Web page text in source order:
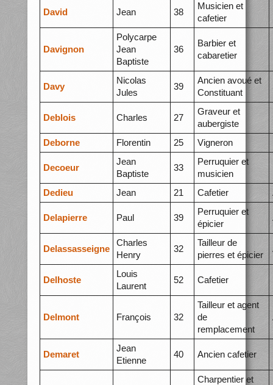
David Jean 38
Musicien et
cafetier
Davignon
Polycarpe
Jean
Baptiste
36
Barbier et
cabaretier
Davy
Nicolas
Jules
39
Ancien avoué et
Constituant
Deblois Charles 27
Graveur et
aubergiste
Deborne Florentin 25 Vigneron
Decoeur
Jean
Baptiste
33
Perruquier et
musicien
Dedieu Jean 21 Cafetier
Delapierre Paul 39
Perruquier et
épicier
Delassasseigne
Charles
Henry
32
Tailleur de
pierres et épicier
Delhoste
Louis
Laurent
52 Cafetier
Delmont François 32
Tailleur et agent
de
remplacement
Demaret
Jean
Etienne
40 Ancien cafetier
Charpentier et